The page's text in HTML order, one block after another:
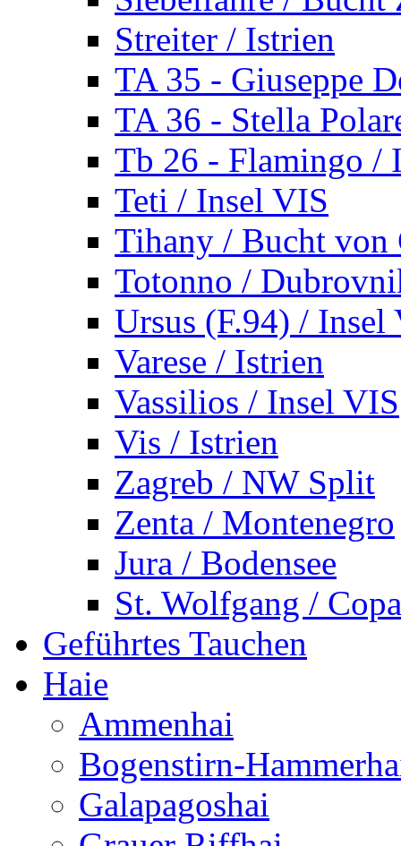
Streiter / Istrien
TA 35 - Giuseppe
TA 36 - Stella
Tb 26 - Flamingo /
Teti / Insel VIS
Tihany / Bucht von
Totonno /
Ursus (F.94) / Insel
Varese / Istrien
Vassilios / Insel VIS
Vis / Istrien
Zagreb / NW Split
Zenta / Montenegro
Jura / Bodensee
St. Wolfgang /
Geführtes Tauchen
Haie
Ammenhai
Bogenstirn-
Galapagoshai